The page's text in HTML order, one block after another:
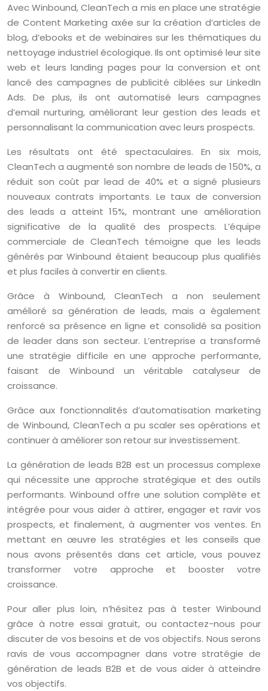
Avec Winbound, CleanTech a mis en place une stratégie
de Content Marketing axée sur la création d’articles de
blog, d’ebooks et de webinaires sur les thématiques du
nettoyage industriel écologique. Ils ont optimisé leur site
web et leurs landing pages pour la conversion et ont
lancé des campagnes de publicité ciblées sur LinkedIn
Ads. De plus, ils ont automatisé leurs campagnes
d’email nurturing, améliorant leur gestion des leads et
personnalisant la communication avec leurs prospects.
Les résultats ont été spectaculaires. En six mois,
CleanTech a augmenté son nombre de leads de 150%, a
réduit son coût par lead de 40% et a signé plusieurs
nouveaux contrats importants. Le taux de conversion
des leads a atteint 15%, montrant une amélioration
significative de la qualité des prospects. L’équipe
commerciale de CleanTech témoigne que les leads
générés par Winbound étaient beaucoup plus qualifiés
et plus faciles à convertir en clients.
Grâce à Winbound, CleanTech a non seulement
amélioré sa génération de leads, mais a également
renforcé sa présence en ligne et consolidé sa position
de leader dans son secteur. L’entreprise a transformé
une stratégie difficile en une approche performante,
faisant de Winbound un véritable catalyseur de
croissance.
Grâce aux fonctionnalités d’automatisation marketing
de Winbound, CleanTech a pu scaler ses opérations et
continuer à améliorer son retour sur investissement.
La génération de leads B2B est un processus complexe
qui nécessite une approche stratégique et des outils
performants. Winbound offre une solution complète et
intégrée pour vous aider à attirer, engager et ravir vos
prospects, et finalement, à augmenter vos ventes. En
mettant en œuvre les stratégies et les conseils que
nous avons présentés dans cet article, vous pouvez
transformer votre approche et booster votre
croissance.
Pour aller plus loin, n’hésitez pas à tester Winbound
grâce à notre essai gratuit, ou contactez-nous pour
discuter de vos besoins et de vos objectifs. Nous serons
ravis de vous accompagner dans votre stratégie de
génération de leads B2B et de vous aider à atteindre
vos objectifs.